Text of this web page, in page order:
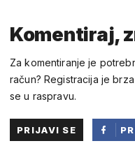
Komentiraj,
Za komentiranje je
račun? Registracija je
se u raspravu.
PRIJAVI SE